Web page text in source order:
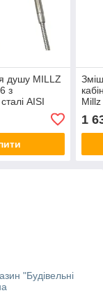
душу MILLZ
з
AISI
Millz
1
"Будівельні